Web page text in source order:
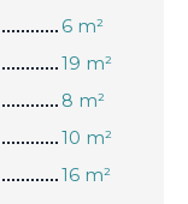
6 m²
19 m²
8 m²
10 m²
16 m²